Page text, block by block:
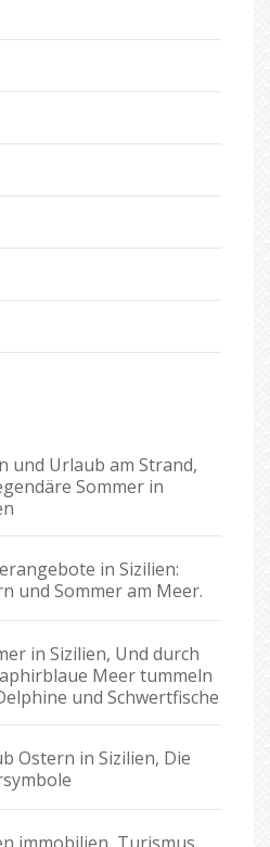
und Urlaub am Strand,
Sommer in
in Sizilien:
und Sommer am Meer.
in Sizilien, Und durch
Meer tummeln
und Schwertfische
Ostern in Sizilien, Die